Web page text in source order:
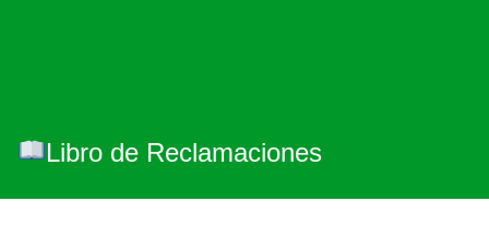
Libro de Reclamaciones